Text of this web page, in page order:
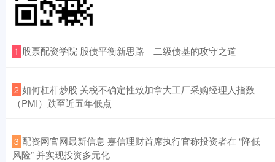
1 ​股票配资学院 股债平衡新思路｜二级债基的攻守之道
2 ​如何杠杆炒股 关税不确定性致加拿大工厂采购经理人指数
（PMI）跌至近五年低点
3 ​配资网官网最新信息 嘉信理财首席执行官称投资者在 “降低
风险” 并实现投资多元化